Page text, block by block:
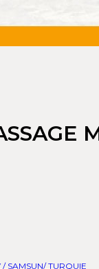
SAMSUN/ TURQUIE